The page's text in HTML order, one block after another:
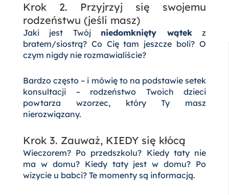
Krok 2. Przyjrzyj się swojemu
rodzeństwu (jeśli masz)
Jaki jest Twój niedomknięty wątekz
bratem/siostrą? Co Cię tam jeszcze boli? O
czym nigdy nie rozmawialiście?
Bardzo często – i mówię to na podstawie setek
konsultacji – rodzeństwo Twoich dzieci
powtarza wzorzec, który Ty masz
nierozwiązany.
Krok 3. Zauważ, KIEDY się kłócą
Wieczorem? Po przedszkolu? Kiedy taty nie
ma w domu? Kiedy taty jest w domu? Po
wizycie u babci? Te momenty są informacją.